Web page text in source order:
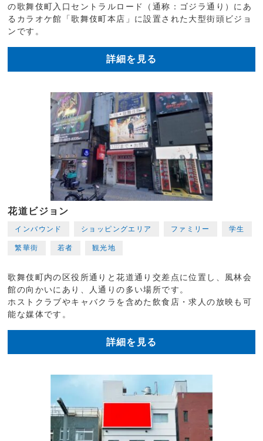
の歌舞伎町入口セントラルロード（通称：ゴジラ通り）にあ
るカラオケ館「歌舞伎町本店」に設置された大型街頭ビジョ
ンです。
詳細を見る
花道ビジョン
インバウンド ショッピングエリア ファミリー 学生
繁華街 若者 観光地
歌舞伎町内の区役所通りと花道通り交差点に位置し、風林会
館の向かいにあり、人通りの多い場所です。
ホストクラブやキャバクラを含めた飲食店・求人の放映も可
能な媒体です。
詳細を見る